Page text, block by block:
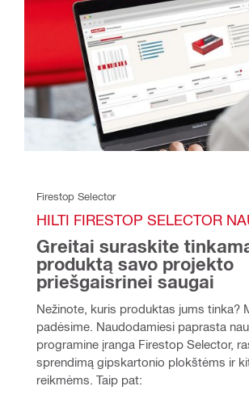
Firestop Selector
HILTI FIRESTOP SELECTOR
Greitai suraskite
produktą savo projekto
priešgaisrinei saugai
Nežinote, kuris produktas jums tinka?
padėsime. Naudodamiesi paprasta
programine įranga Firestop Selector,
sprendimą gipskartonio plokštėms ir
reikmėms. Taip pat: